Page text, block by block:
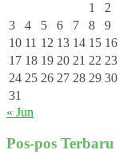
1
2
3
4 5 6 7 8
9
10 11 12 13 14 15 16
17 18 19 20 21 22 23
24 25 26 27 28 29 30
31
« Jun
Pos-pos Terbaru